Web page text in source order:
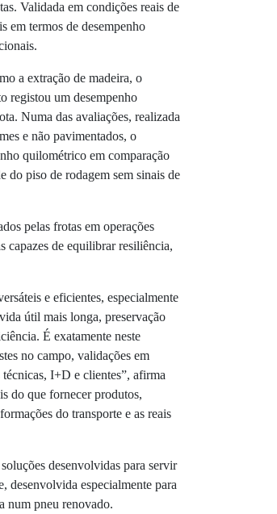
Validada em condições reais de
em termos de desempenho
a extração de madeira, o
registou um desempenho
Numa das avaliações, realizada
e não pavimentados, o
quilométrico em comparação
do piso de rodagem sem sinais de
pelas frotas em operações
capazes de equilibrar resiliência,
e eficientes, especialmente
útil mais longa, preservação
É exatamente neste
no campo, validações em
I+D e clientes”, afirma
do que fornecer produtos,
do transporte e as reais
desenvolvidas para servir
desenvolvida especialmente para
num pneu renovado.